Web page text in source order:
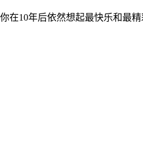
在10年后依然想起最快乐和最精